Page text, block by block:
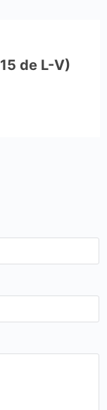
de L-V)